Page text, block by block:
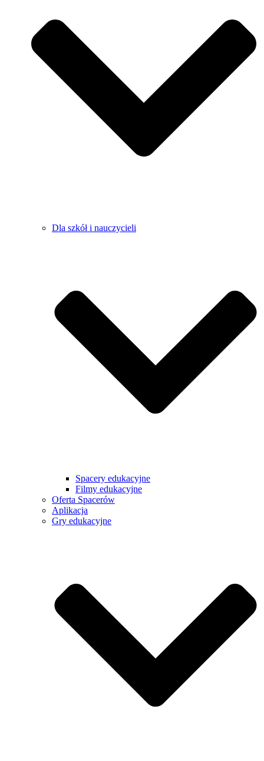
Dla szkół i nauczycieli
Spacery edukacyjne
Filmy edukacyjne
Oferta Spacerów
Aplikacja
Gry edukacyjne